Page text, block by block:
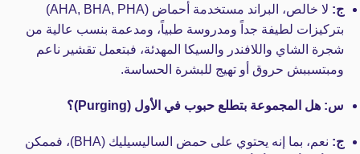
ج:
لا خالص، البراند مستخدمة أحماض (AHA, BHA, PHA)
بتركيزات لطيفة جداً ومدروسة طبياً، ومدعمة بنسب عالية من
شجرة الشاي واللافندر والسيكا المهدئة، فبتعمل تقشير ناعم
ومبتسببش حروق أو تهيج للبشرة الحساسة.
س: هل المجموعة بتطلع حبوب في الأول (Purging)؟
ج:
نعم، بما إنه يحتوي على حمض الساليسيليك (BHA)، فممكن